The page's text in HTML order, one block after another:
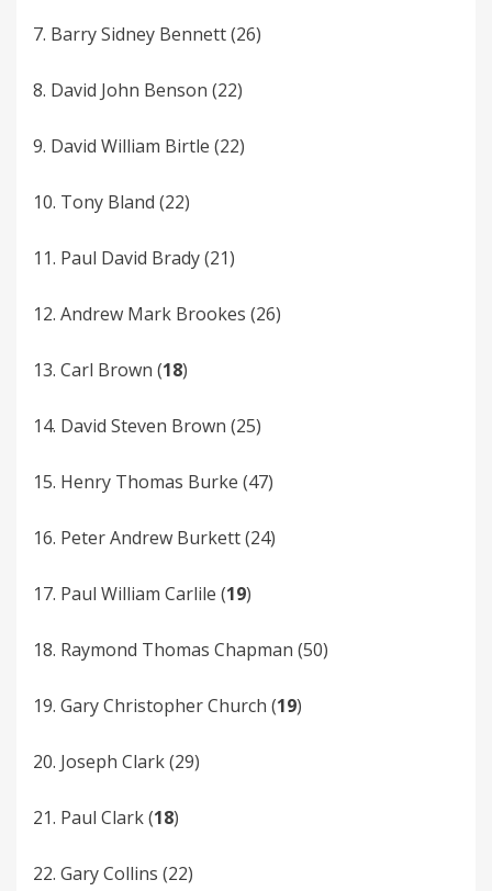
7. Barry Sidney­ Bennett (26)
8. David John Benson (22)
9. David William Birtle (22)
10. Tony Bland (22)
11. Paul­ David Brady (21)
12. Andrew­ Mark­ Brookes (26)
13. Carl­ Brown­ (18)
14. David­­ Steven­ Brown (25)
15. Henry­­ Thomas Burke (47)
16. Peter­ Andrew­­ Burkett (24)
17. Paul­ William­­ Carlile (19)
18. Raymond­­ Thomas Chapman (50)
19. Gary­­ Christopher Church (19)
20. Joseph­ Clark­ (29)
21. Paul Clark­ (18)
22. Gary Collins (22)